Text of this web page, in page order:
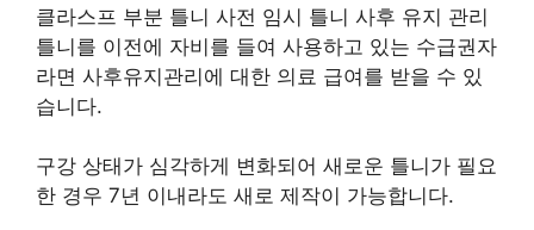
클라스프 부분 틀니 사전 임시 틀니 사후 유지 관리
틀니를 이전에 자비를 들여 사용하고 있는 수급권자
라면 사후유지관리에 대한 의료 급여를 받을 수 있
습니다.
구강 상태가 심각하게 변화되어 새로운 틀니가 필요
한 경우 7년 이내라도 새로 제작이 가능합니다.